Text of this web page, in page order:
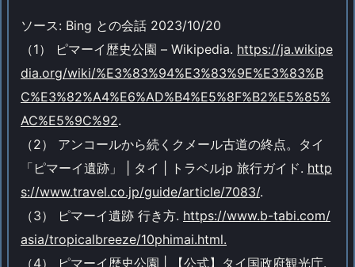
ソース: Bing との会話 2023/10/20
（1） ピマーイ歴史公園 – Wikipedia. https://ja.wikipe
dia.org/wiki/%E3%83%94%E3%83%9E%E3%83%B
C%E3%82%A4%E6%AD%B4%E5%8F%B2%E5%85%
AC%E5%9C%92.
（2） アンコールから続くクメール古道の終点。タイ
「ピマーイ遺跡」 | タイ | トラベルjp 旅行ガイド. http
s://www.travel.co.jp/guide/article/7083/.
（3） ピマーイ遺跡 行き方. https://www.b-tabi.com/
asia/tropicalbreeze/10phimai.html.
（4） ピマーイ歴史公園 | 【公式】タイ国政府観光庁.